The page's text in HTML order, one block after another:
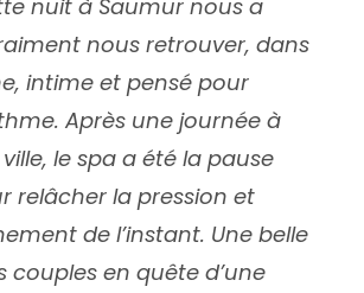
nuit à Saumur nous a
nous retrouver, dans
intime et pensé pour
Après une journée à
le spa a été la pause
relâcher la pression et
de l’instant. Une belle
couples en quête d’une